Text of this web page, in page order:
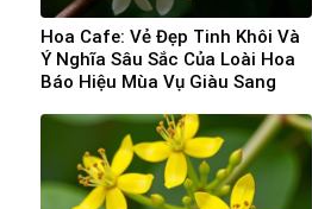
Hoa Cafe: Vẻ Đẹp Tinh Khôi Và
Ý Nghĩa Sâu Sắc Của Loài Hoa
Báo Hiệu Mùa Vụ Giàu Sang